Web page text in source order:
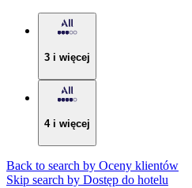
3 i więcej
4 i więcej
Back to search by Oceny klientów
Skip search by Dostęp do hotelu